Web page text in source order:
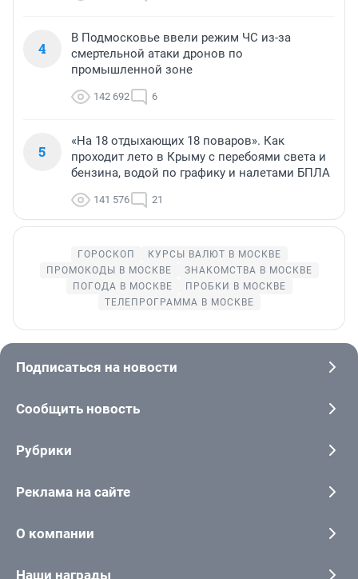
4
В Подмосковье ввели режим ЧС из-за
смертельной атаки дронов по
промышленной зоне
142 692 6
5
«На 18 отдыхающих 18 поваров». Как
проходит лето в Крыму с перебоями света и
бензина, водой по графику и налетами БПЛА
141 576 21
ГОРОСКОП
КУРСЫ ВАЛЮТ В МОСКВЕ
ПРОМОКОДЫ В МОСКВЕ
ЗНАКОМСТВА В МОСКВЕ
ПОГОДА В МОСКВЕ
ПРОБКИ В МОСКВЕ
ТЕЛЕПРОГРАММА В МОСКВЕ
Подписаться на новости
Сообщить новость
Рубрики
Реклама на сайте
О компании
Наши награды